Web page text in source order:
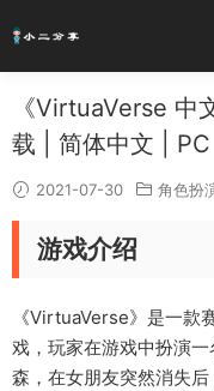
《VirtuaVerse 中
载 | 简体中文 | PC
2021-07-30 角色扮
游戏介绍
《VirtuaVerse》是一款
戏，玩家在游戏中扮演
森，在女朋友突然消失